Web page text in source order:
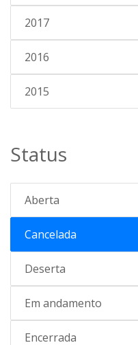
2017
2016
2015
Status
Aberta
Cancelada
Deserta
Em andamento
Encerrada